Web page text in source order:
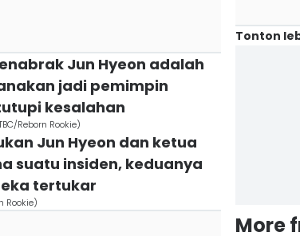
Jun Hyeon adalah
jadi pemimpin
kesalahan
Reborn Rookie)
Jun Hyeon dan ketua
suatu insiden, keduanya
tertukar
Rookie)
Tonton
More